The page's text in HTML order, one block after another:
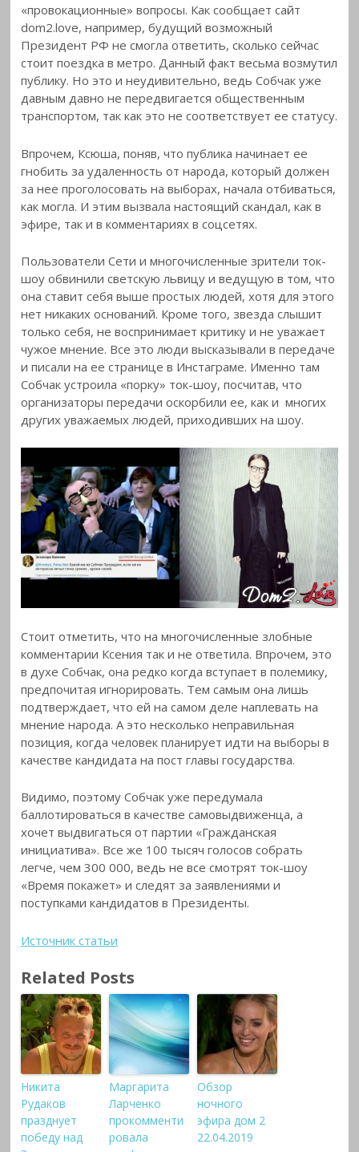
«провокационные» вопросы. Как сообщает сайт
dom2.love, например, будущий возможный
Президент РФ не смогла ответить, сколько сейчас
стоит поездка в метро. Данный факт весьма возмутил
публику. Но это и неудивительно, ведь Собчак уже
давным давно не передвигается общественным
транспортом, так как это не соответствует ее статусу.
Впрочем, Ксюша, поняв, что публика начинает ее
гнобить за удаленность от народа, который должен
за нее проголосовать на выборах, начала отбиваться,
как могла. И этим вызвала настоящий скандал, как в
эфире, так и в комментариях в соцсетях.
Пользователи Сети и многочисленные зрители ток-
шоу обвинили светскую львицу и ведущую в том, что
она ставит себя выше простых людей, хотя для этого
нет никаких оснований. Кроме того, звезда слышит
только себя, не воспринимает критику и не уважает
чужое мнение. Все это люди высказывали в передаче
и писали на ее странице в Инстаграме. Именно там
Собчак устроила «порку» ток-шоу, посчитав, что
организаторы передачи оскорбили ее, как и многих
других уважаемых людей, приходивших на шоу.
Стоит отметить, что на многочисленные злобные
комментарии Ксения так и не ответила. Впрочем, это
в духе Собчак, она редко когда вступает в полемику,
предпочитая игнорировать. Тем самым она лишь
подтверждает, что ей на самом деле наплевать на
мнение народа. А это несколько неправильная
позиция, когда человек планирует идти на выборы в
качестве кандидата на пост главы государства.
Видимо, поэтому Собчак уже передумала
баллотироваться в качестве самовыдвиженца, а
хочет выдвигаться от партии «Гражданская
инициатива». Все же 100 тысяч голосов собрать
легче, чем 300 000, ведь не все смотрят ток-шоу
«Время покажет» и следят за заявлениями и
поступками кандидатов в Президенты.
Источник статьи
Related Posts
Никита
Рудаков
празднует
победу над
Маргарита
Ларченко
прокомменти
ровала
Обзор
ночного
эфира дом 2
22.04.2019